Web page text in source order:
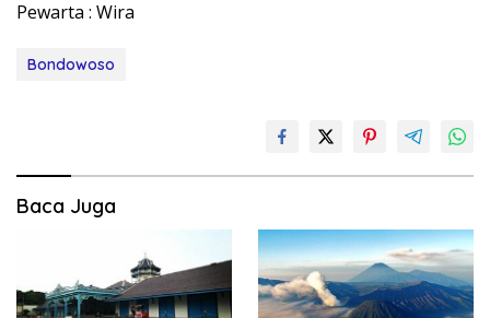
Pewarta : Wira
Bondowoso
Baca Juga